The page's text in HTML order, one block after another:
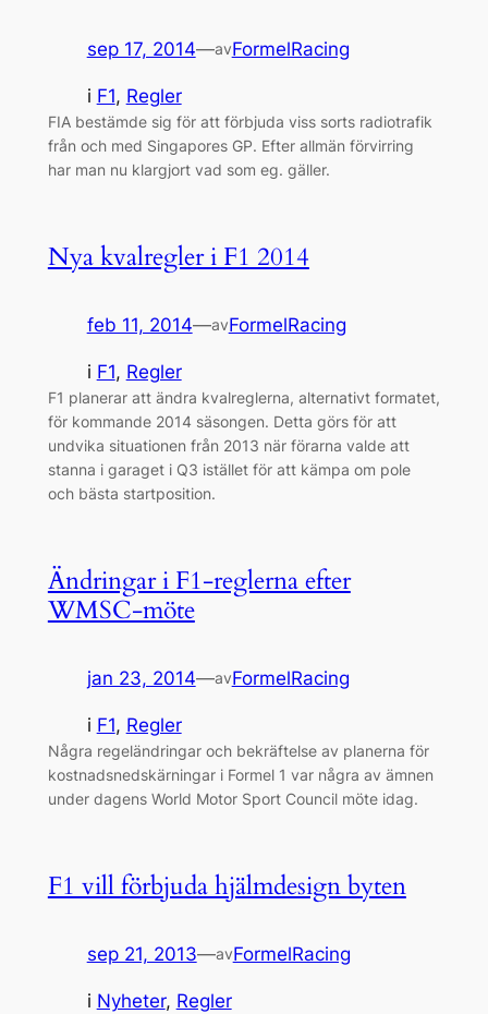
sep 17, 2014—avFormelRacing
i F1, Regler
FIA bestämde sig för att förbjuda viss sorts radiotrafik
från och med Singapores GP. Efter allmän förvirring
har man nu klargjort vad som eg. gäller.
Nya kvalregler i F1 2014
feb 11, 2014—avFormelRacing
i F1, Regler
F1 planerar att ändra kvalreglerna, alternativt formatet,
för kommande 2014 säsongen. Detta görs för att
undvika situationen från 2013 när förarna valde att
stanna i garaget i Q3 istället för att kämpa om pole
och bästa startposition.
Ändringar i F1-reglerna efter
WMSC-möte
jan 23, 2014—avFormelRacing
i F1, Regler
Några regeländringar och bekräftelse av planerna för
kostnadsnedskärningar i Formel 1 var några av ämnen
under dagens World Motor Sport Council möte idag.
F1 vill förbjuda hjälmdesign byten
sep 21, 2013—avFormelRacing
i Nyheter, Regler